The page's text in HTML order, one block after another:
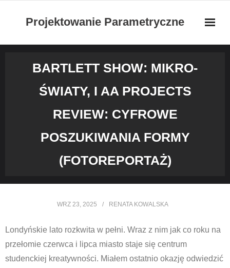
Projektowanie Parametryczne
BARTLETT SHOW: MIKRO-
ŚWIATY, I AA PROJECTS
REVIEW: CYFROWE
POSZUKIWANIA FORMY
(FOTOREPORTAŻ)
WRZ 23, 2025 RENATA KOWALSKA
Londyńskie lato rozkwita w pełni. Wraz z nim jak co roku na
przełomie czerwca i lipca miasto staje się centrum
studenckiej kreatywności. Miałem ostatnio okazję odwiedzić